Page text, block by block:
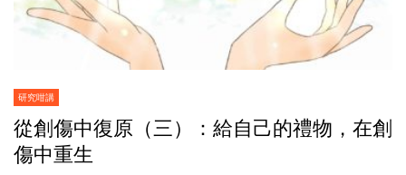
研究咁講
從創傷中復原（三）：給自己的禮物，在創
傷中重生